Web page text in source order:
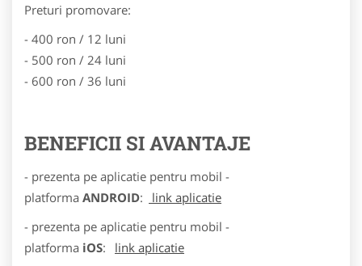
Preturi promovare:
- 400 ron / 12 luni
- 500 ron / 24 luni
- 600 ron / 36 luni
BENEFICII SI AVANTAJE
- prezenta pe aplicatie pentru mobil -
platforma ANDROID:
link aplicatie
- prezenta pe aplicatie pentru mobil -
platforma iOS:
link aplicatie